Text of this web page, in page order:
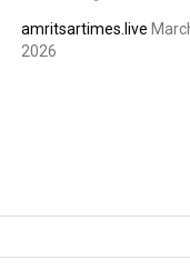
amritsartimes.live
2026